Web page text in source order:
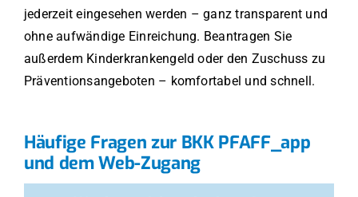
jederzeit eingesehen werden – ganz transparent und
ohne aufwändige Einreichung. Beantragen Sie
außerdem Kinderkrankengeld oder den Zuschuss zu
Präventionsangeboten – komfortabel und schnell.
Häufige Fragen zur BKK PFAFF_app
und dem Web-Zugang